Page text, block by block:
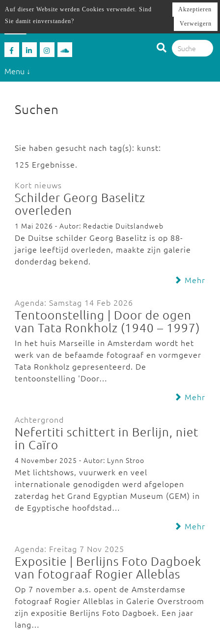
Menu ↓
Suchen
Sie haben gesucht nach tag(s): kunst:
125 Ergebnisse.
Kort nieuws
Schilder Georg Baselitz
overleden
1 Mai 2026 - Autor: Redactie Duitslandweb
De Duitse schilder Georg Baselitz is op 88-
jarige leeftijd overleden, maakte zijn galerie
donderdag bekend.
Mehr
Agenda: Samstag 14 Feb 2026
Tentoonstelling | Door de ogen
van Tata Ronkholz (1940 – 1997)
In het huis Marseille in Amsterdam wordt het
werk van de befaamde fotograaf en vormgever
Tata Ronkholz gepresenteerd. De
tentoonstelling 'Door…
Mehr
Achtergrond
Nefertiti schittert in Berlijn, niet
in Caïro
4 November 2025 - Autor: Lynn Stroo
Met lichtshows, vuurwerk en veel
internationale genodigden werd afgelopen
zaterdag het Grand Egyptian Museum (GEM) in
de Egyptische hoofdstad…
Mehr
Agenda: Freitag 7 Nov 2025
Expositie | Berlijns Foto Dagboek
van fotograaf Rogier Alleblas
Op 7 november a.s. opent de Amsterdamse
fotograaf Rogier Alleblas in Galerie Overstroom
zijn expositie Berlijns Foto Dagboek. Een jaar
lang…
Auf dieser Website werden Cookies verwendet. Sind
Sie damit einverstanden?
Akzeptieren
Verweigern